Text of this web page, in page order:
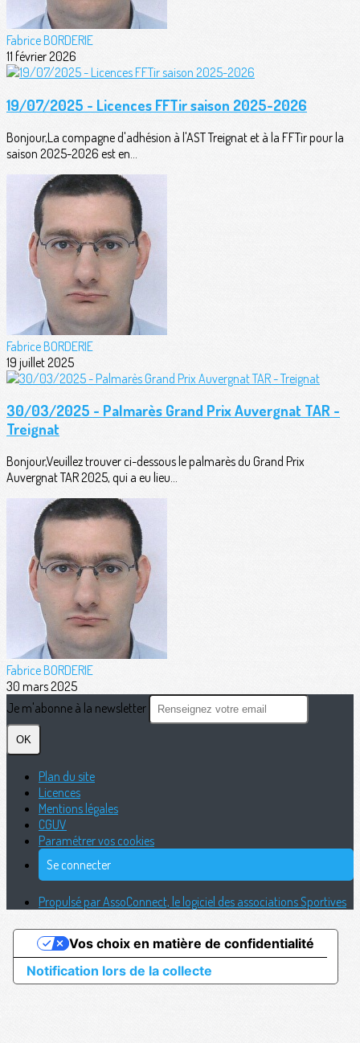
Fabrice BORDERIE
11 février 2026
19/07/2025 - Licences FFTir saison 2025-2026
Bonjour,La compagne d'adhésion à l'AST Treignat et à la FFTir pour la
saison 2025-2026 est en...
Fabrice BORDERIE
19 juillet 2025
30/03/2025 - Palmarès Grand Prix Auvergnat TAR -
Treignat
Bonjour,Veuillez trouver ci-dessous le palmarès du Grand Prix
Auvergnat TAR 2025, qui a eu lieu...
Fabrice BORDERIE
30 mars 2025
Je m'abonne à la newsletter
OK
Plan du site
Licences
Mentions légales
CGUV
Paramétrer vos cookies
Se connecter
Propulsé par AssoConnect, le logiciel des associations Sportives
Notification lors de la collecte
Vos choix en matière de confidentialité